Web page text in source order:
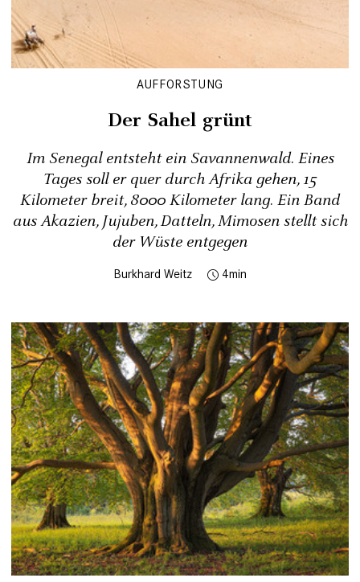
AUFFORSTUNG
Der Sahel grünt
Im Senegal entsteht ein Savannenwald. Eines
Tages soll er quer durch Afrika gehen, 15
Kilometer breit, 8000 Kilometer lang. Ein Band
aus Akazien, Jujuben, Datteln, Mimosen stellt sich
der Wüste entgegen
Burkhard Weitz 4